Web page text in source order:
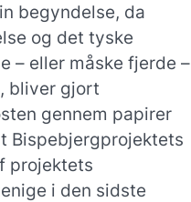
begyndelse, da
og det tyske
– eller måske fjerde –
bliver gjort
gennem papirer
Bispebjergprojektets
projektets
i den sidste